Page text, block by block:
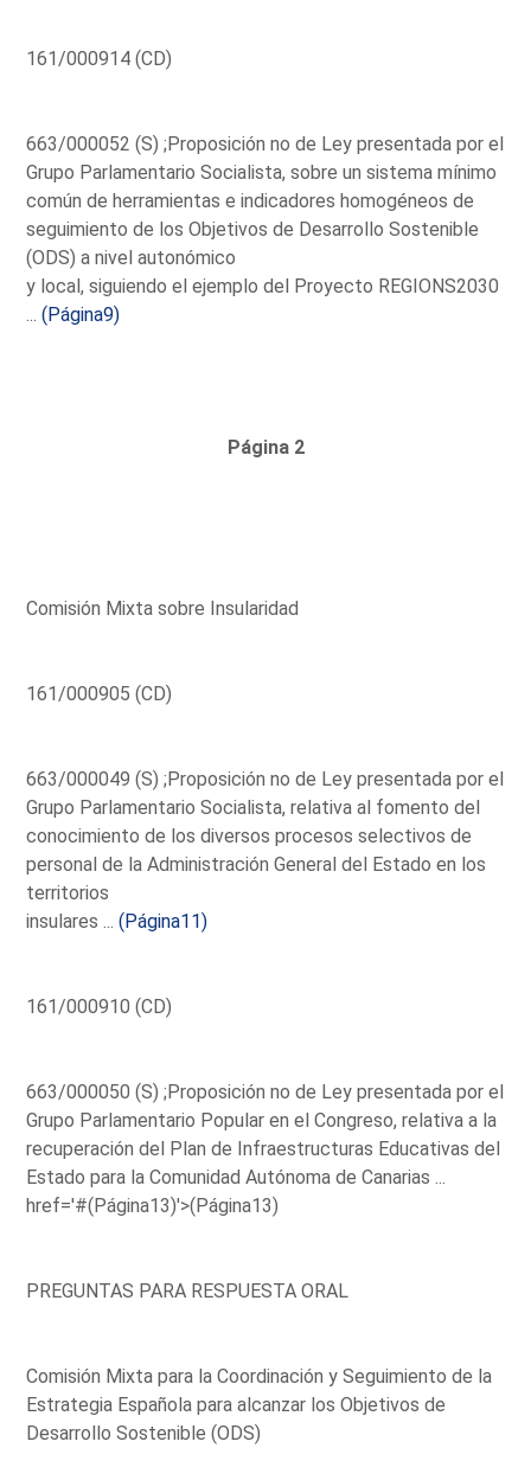
161/000914 (CD)
663/000052 (S) ;Proposición no de Ley presentada por el
Grupo Parlamentario Socialista, sobre un sistema mínimo
común de herramientas e indicadores homogéneos de
seguimiento de los Objetivos de Desarrollo Sostenible
(ODS) a nivel autonómico
y local, siguiendo el ejemplo del Proyecto REGIONS2030
...(Página9)
Página 2
Comisión Mixta sobre Insularidad
161/000905 (CD)
663/000049 (S) ;Proposición no de Ley presentada por el
Grupo Parlamentario Socialista, relativa al fomento del
conocimiento de los diversos procesos selectivos de
personal de la Administración General del Estado en los
territorios
insulares ...(Página11)
161/000910 (CD)
663/000050 (S) ;Proposición no de Ley presentada por el
Grupo Parlamentario Popular en el Congreso, relativa a la
recuperación del Plan de Infraestructuras Educativas del
Estado para la Comunidad Autónoma de Canarias ...
href='#(Página13)'>(Página13)
PREGUNTAS PARA RESPUESTA ORAL
Comisión Mixta para la Coordinación y Seguimiento de la
Estrategia Española para alcanzar los Objetivos de
Desarrollo Sostenible (ODS)